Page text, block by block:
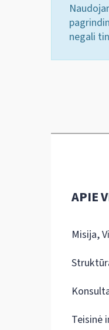
negali
APIE
Misija,
Teisinė